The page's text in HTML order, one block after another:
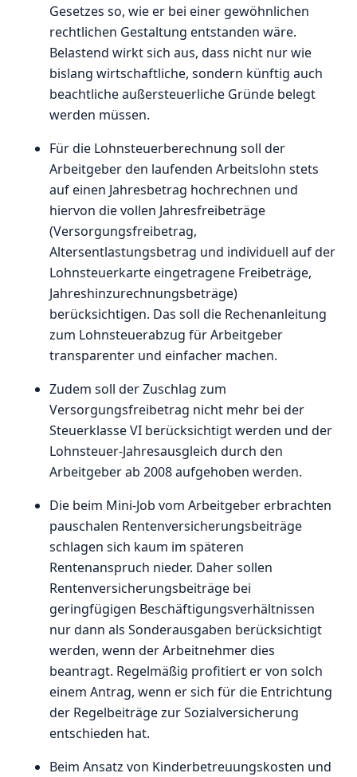
Gesetzes so, wie er bei einer gewöhnlichen
rechtlichen Gestaltung entstanden wäre.
Belastend wirkt sich aus, dass nicht nur wie
bislang wirtschaftliche, sondern künftig auch
beachtliche außersteuerliche Gründe belegt
werden müssen.
Für die Lohnsteuerberechnung soll der
Arbeitgeber den laufenden Arbeitslohn stets
auf einen Jahresbetrag hochrechnen und
hiervon die vollen Jahresfreibeträge
(Versorgungsfreibetrag,
Altersentlastungsbetrag und individuell auf der
Lohnsteuerkarte eingetragene Freibeträge,
Jahreshinzurechnungsbeträge)
berücksichtigen. Das soll die Rechenanleitung
zum Lohnsteuerabzug für Arbeitgeber
transparenter und einfacher machen.
Zudem soll der Zuschlag zum
Versorgungsfreibetrag nicht mehr bei der
Steuerklasse VI berücksichtigt werden und der
Lohnsteuer-Jahresausgleich durch den
Arbeitgeber ab 2008 aufgehoben werden.
Die beim Mini-Job vom Arbeitgeber erbrachten
pauschalen Rentenversicherungsbeiträge
schlagen sich kaum im späteren
Rentenanspruch nieder. Daher sollen
Rentenversicherungsbeiträge bei
geringfügigen Beschäftigungsverhältnissen
nur dann als Sonderausgaben berücksichtigt
werden, wenn der Arbeitnehmer dies
beantragt. Regelmäßig profitiert er von solch
einem Antrag, wenn er sich für die Entrichtung
der Regelbeiträge zur Sozialversicherung
entschieden hat.
Beim Ansatz von Kinderbetreuungskosten und